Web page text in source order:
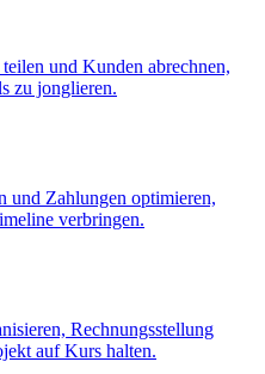
und Kunden abrechnen,
zu jonglieren.
und Zahlungen optimieren,
verbringen.
Rechnungsstellung
auf Kurs halten.